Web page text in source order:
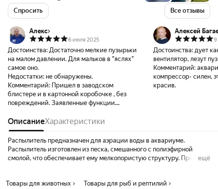
Спросить Все отзывы
Алекс
6 июля 2025
Достоинства: Достаточно мелкие пузырьки
на малом давлении. Для мальков в "яслях"
самое оно.
Недостатки: не обнаружены.
Комментарий: Пришел в заводском
блистере и в картонной коробочке , без
повреждений. Заявленные функции
между пузырьками.
Алексей
9
Достоинства: дует
вентилятор, лезут
Комментарий:
компрессор- силен,
красив.
ОписаниеХарактеристики
Распылитель предназначен для аэрации воды в аквариуме.
Распылитель изготовлен из песка, смешанного с полиэфирной
смолой, что обеспечивает ему мелкопористую структуру. При этом
кислородом аквариумную воду. Для подключения воздушного
ещё
Товары для животных Товары для рыб и рептилий